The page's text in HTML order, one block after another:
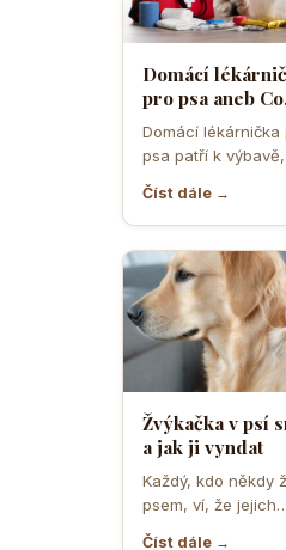
Domácí
pro psa aneb Co
musíte mít po
pro případ
Domácí lékárnička
psa patří k výbavě,
rozhodující chvíli
ušetřit čas,…
Číst dále →
Žvýkačka v psí
a jak ji vyndat
Každý, kdo někdy
psem, ví, že jejich
zvědavost a touha
Číst dále →